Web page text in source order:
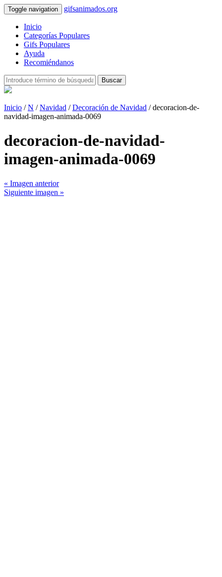
Toggle navigation gifsanimados.org
Inicio
Categorías Populares
Gifs Populares
Ayuda
Recomiéndanos
Buscar
Inicio /N /Navidad /Decoración de Navidad / decoracion-de-
navidad-imagen-animada-0069
decoracion-de-navidad-
imagen-animada-0069
« Imagen anterior
Siguiente imagen »